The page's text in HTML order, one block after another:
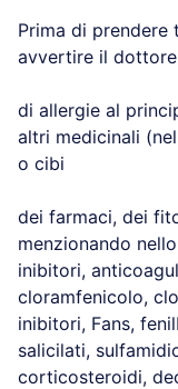
Prima di prendere
avvertire il
di allergie al
altri medicinali
o cibi
dei farmaci, dei
menzionando
inibitori,
cloramfenicolo,
inibitori, Fans,
salicilati,
corticosteroidi,